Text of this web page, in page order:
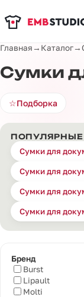
Главная→ Каталог→
Сумки
☆Подборка
Сумки для
Сумки для
Сумки для
Сумки для
Бренд
Burst
Lipault
Molti